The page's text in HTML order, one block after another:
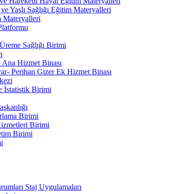
Yaşlı Sağlığı Eğitim Materyalleri
Materyalleri
Sağlığı Birimi
Hizmet Binası
Perihan Gizer Ek Hizmet Binası
İstatistik Birimi
Birimi
Birimi
Birimi
Staj Uygulamaları